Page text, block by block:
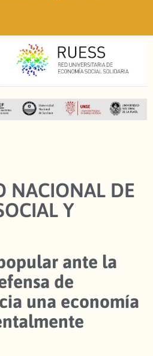
NACIONAL DE
Y
ante la
de
una economía